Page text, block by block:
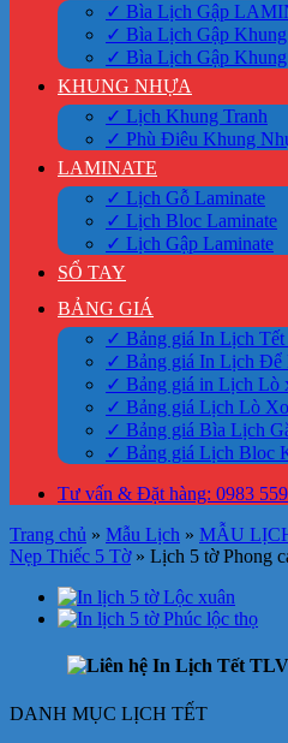
✓ Bìa Lịch Gập
✓ Bìa Lịch Gập
✓ Bìa Lịch Gập
KHUNG NHỰA
✓ Lịch Khung Tranh
✓ Phù Điêu Khung
LAMINATE
✓ Lịch Gỗ Laminate
✓ Lịch Bloc Laminate
✓ Lịch Gập Laminate
SỔ TAY
BẢNG GIÁ
✓ Bảng giá In Lịch Tết
✓ Bảng giá In Lịch Để
✓ Bảng giá in Lịch Lò
✓ Bảng giá Lịch Lò
✓ Bảng giá Bìa Lịch
✓ Bảng giá Lịch Bloc
Tư vấn & Đặt hàng: 0983
Trang chủ » Mẫu Lịch » MẪU
Nẹp Thiếc 5 Tờ » Lịch 5 tờ Phong
DANH MỤC LỊCH TẾT